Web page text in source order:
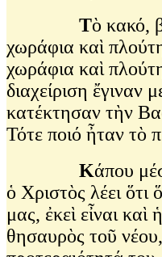
Τὸ κακό,
χωράφια καὶ
χωράφια καὶ
διαχείριση ἔγιναν
κατέκτησαν τὴν
Τότε ποιό ἦταν τὸ
Κάπου
ὁ Χριστὸς λέει ὅτι
μας, ἐκεὶ εἶναι
θησαυρὸς τοῦ